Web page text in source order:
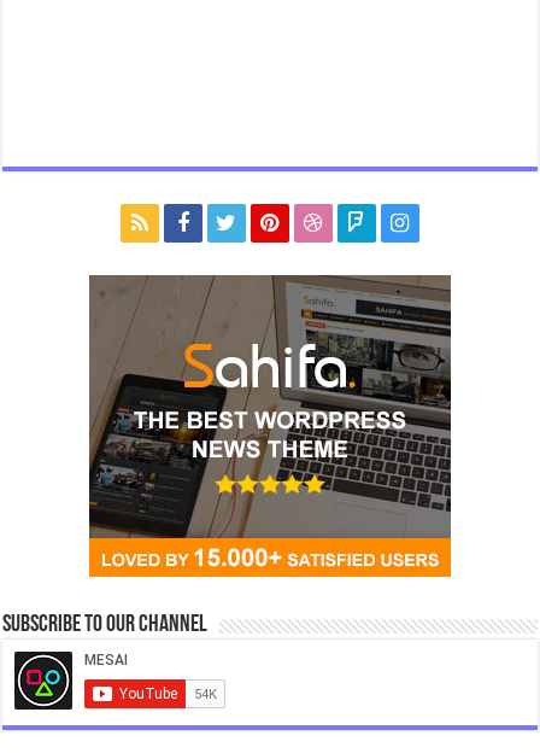
Subscribe to our Channel